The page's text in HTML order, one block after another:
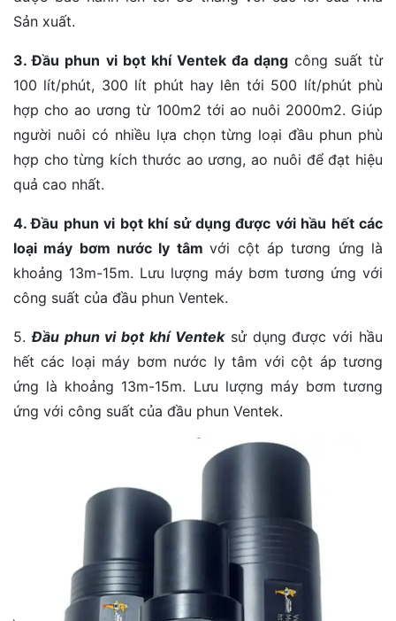
Sản xuất.
3. Đầu phun vi bọt khí Ventek đa dạng công suất từ
100 lít/phút, 300 lít phút hay lên tới 500 lít/phút phù
hợp cho ao ương từ 100m2 tới ao nuôi 2000m2. Giúp
người nuôi có nhiều lựa chọn từng loại đầu phun phù
hợp cho từng kích thước ao ương, ao nuôi để đạt hiệu
quả cao nhất.
4. Đầu phun vi bọt khí sử dụng được với hầu hết các
loại máy bơm nước ly tâmvới cột áp tương ứng là
khoảng 13m-15m. Lưu lượng máy bơm tương ứng với
công suất của đầu phun Ventek.
5.Đầu phun vi bọt khí Venteksử dụng được với hầu
hết các loại máy bơm nước ly tâm với cột áp tương
ứng là khoảng 13m-15m. Lưu lượng máy bơm tương
ứng với công suất của đầu phun Ventek.